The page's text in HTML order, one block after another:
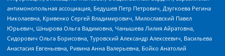
антимонопольная ассоциация, Бедушев Петр Петрович, Дзугкоева Регина
Николаевна, Кривенко Сергей Владимирович, Милославский Павел
Юрьевич, Шнырова Ольга Вадимовна, Чанышева Лилия Айратовна,
Сидорович Ольга Борисовна, Туровский Александр Алексеевич, Васильева
Анастасия Евгеньевна, Ривина Анна Валерьевна, Бойко Анатолий